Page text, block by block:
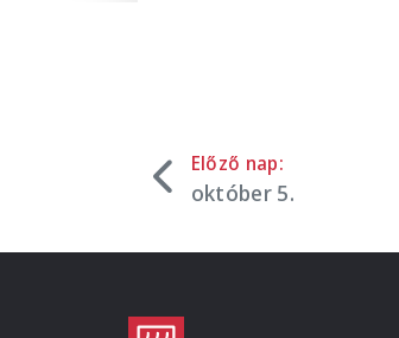
Előző nap:
október 5.